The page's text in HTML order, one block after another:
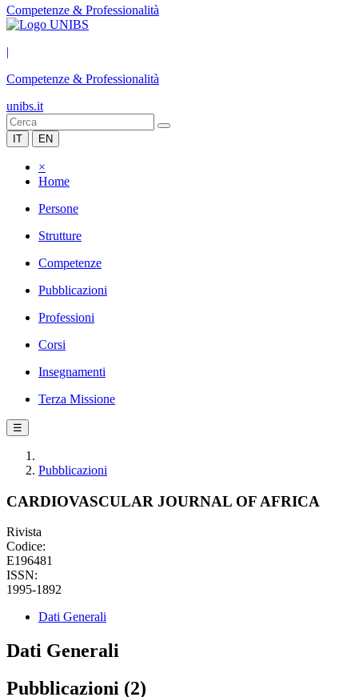
Competenze & Professionalità
|
Competenze & Professionalità
unibs.it
IT EN
×
Home
Persone
Strutture
Competenze
Pubblicazioni
Professioni
Corsi
Insegnamenti
Terza Missione
☰
Pubblicazioni
CARDIOVASCULAR JOURNAL OF AFRICA
Rivista
Codice:
E196481
ISSN:
1995-1892
Dati Generali
Dati Generali
Pubblicazioni (2)